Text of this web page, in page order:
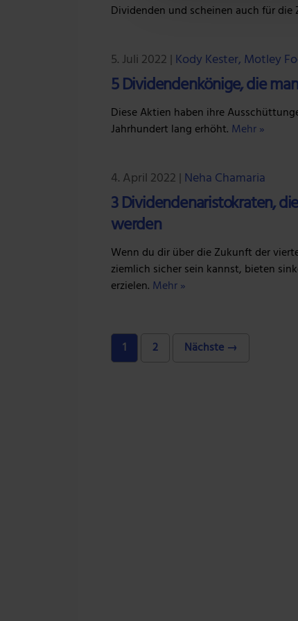
und die Zugriffe auf
Website an unsere
der Dienste gesammelt
Dividenden und scheinen auch für
5. Juli 2022 | Kody Kester, Motley
5 Dividendenkönige, die
Diese Aktien haben ihre
Jahrhundert lang erhöht. Mehr »
4. April 2022 | Neha Chamaria
3 Dividendenaristokraten,
werden
Wenn du dir über die Zukunft der
ziemlich sicher sein kannst, bieten
erzielen. Mehr »
1 2 Nächste →